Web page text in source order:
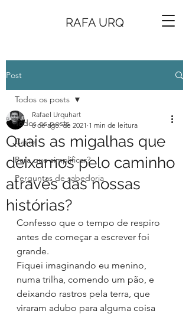
RAFA URQ
Post
Todos os posts
Cases
Para que simplificar?
Perguntas de sabedoria
Todos os posts
Quais as migalhas que
deixamos pelo caminho
através das nossas
histórias?
Rafael Urquhart
6 de ago. de 2021 1 min de leitura
Confesso que o tempo de respiro
antes de começar a escrever foi
grande.
Fiquei imaginando eu menino,
numa trilha, comendo um pão, e
deixando rastros pela terra, que
viraram adubo para alguma coisa